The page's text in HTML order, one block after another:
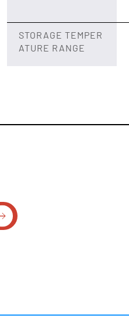
STORAGE TEMPER
ATURE RANGE